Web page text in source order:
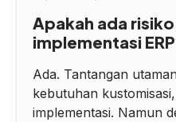
Apakah ada
implementasi
Ada. Tantangan
kebutuhan
implementasi. Namun